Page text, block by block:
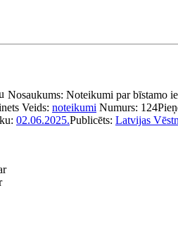
Nosaukums: Noteikumi par bīstamo
Veids: noteikumi Numurs: 124
02.06.2025.Publicēts: Latvijas